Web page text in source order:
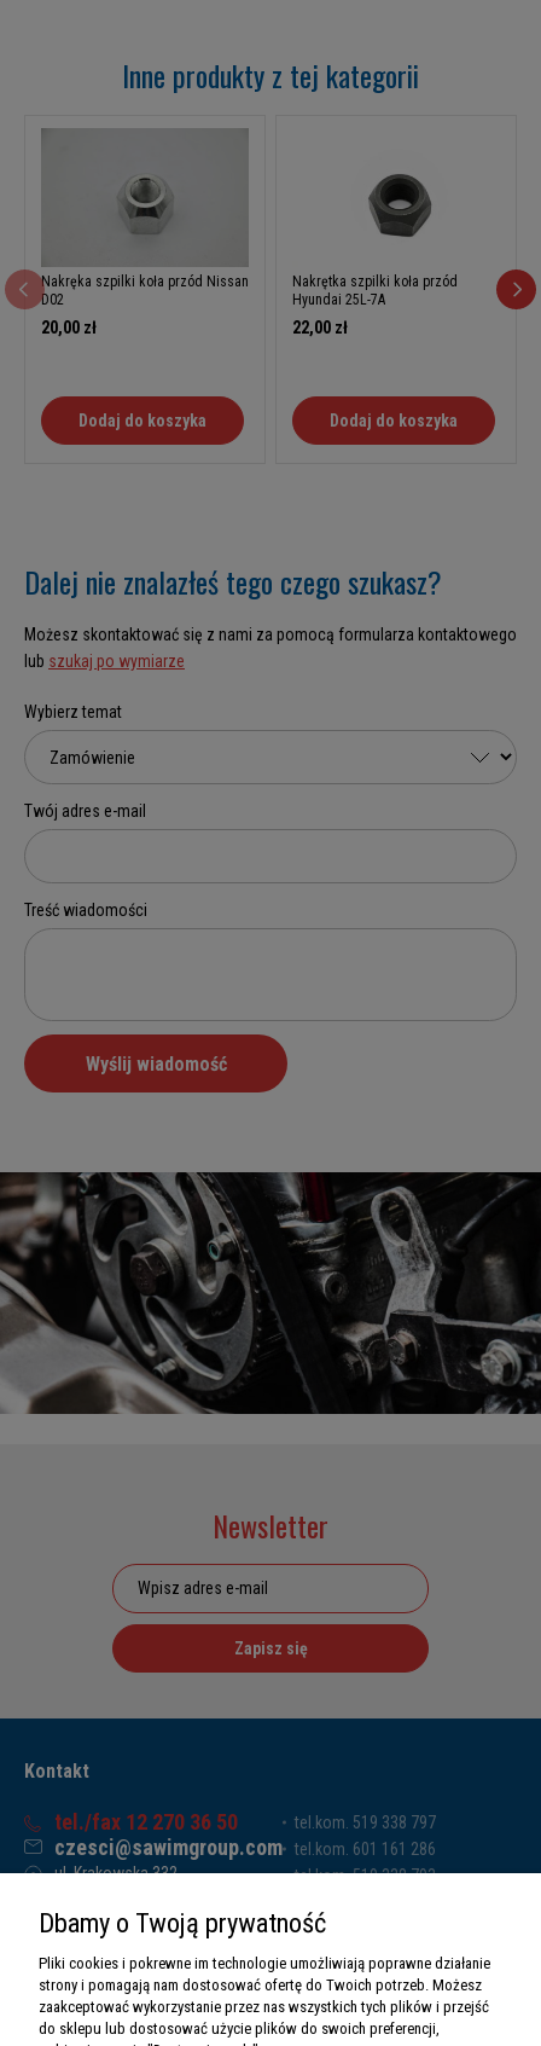
Inne produkty z tej kategorii
Nakręka szpilki koła przód Nissan
D02
20,00 zł
Dodaj do koszyka
Nakrętka szpilki koła przód
Hyundai 25L-7A
22,00 zł
Dodaj do koszyka
Dalej nie znalazłeś tego czego szukasz?
Możesz skontaktować się z nami za pomocą formularza kontaktowego
lub szukaj po wymiarze
Newsletter
Zapisz się
Kontakt
tel./fax 12 270 36 50
czesci@sawimgroup.com
ul. Krakowska 332,
Sawim Group Mariusz Zdyb sp. k.
NIP: 5130284470
REGON: 5246591010
tel.kom. 519 338 797
tel.kom. 601 161 286
tel.kom. 519 338 793
Dbamy o Twoją prywatność
Pliki cookies i pokrewne im technologie umożliwiają poprawne działanie
strony i pomagają nam dostosować ofertę do Twoich potrzeb. Możesz
zaakceptować wykorzystanie przez nas wszystkich tych plików i przejść
do sklepu lub dostosować użycie plików do swoich preferencji,